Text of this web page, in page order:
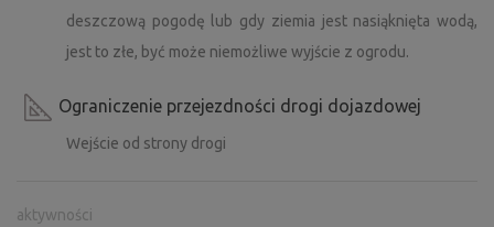
deszczową pogodę lub gdy ziemia jest nasiąknięta wodą,
jest to złe, być może niemożliwe wyjście z ogrodu.
Ograniczenie przejezdności drogi dojazdowej
Wejście od strony drogi
aktywności